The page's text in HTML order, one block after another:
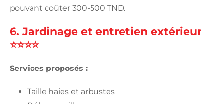
pouvant coûter 300-500 TND.
6. Jardinage et entretien extérieur
⭐⭐⭐⭐
Services proposés :
Taille haies et arbustes